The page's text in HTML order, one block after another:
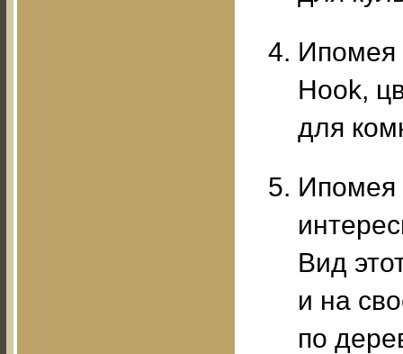
Ипомея
Hook,
для
Ипомея
Вид
и на
по